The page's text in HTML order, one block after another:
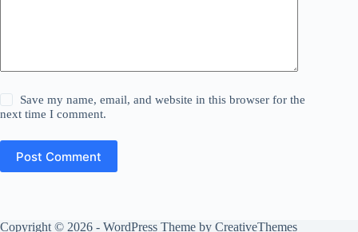
Save my name, email, and website in this browser for the
next time I comment.
Post Comment
Copyright © 2026 - WordPress Theme by CreativeThemes